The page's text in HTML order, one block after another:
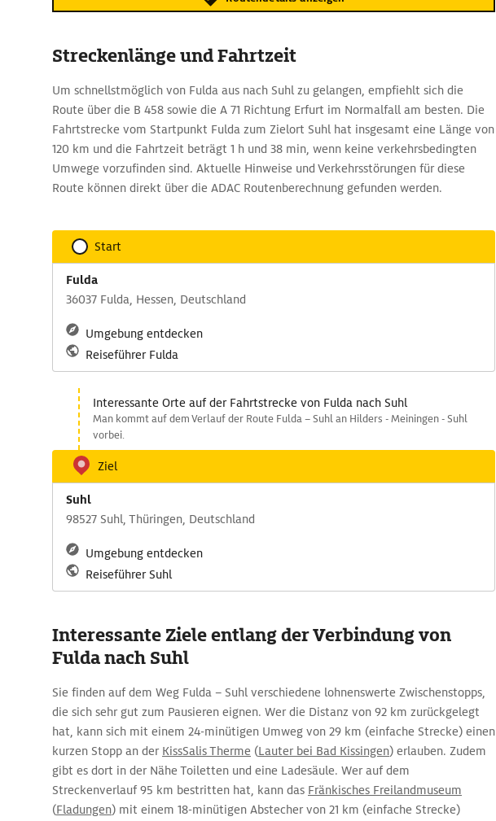
Streckenlänge und Fahrtzeit
Um schnellstmöglich von Fulda aus nach Suhl zu gelangen, empfiehlt sich die
Route über die B 458 sowie die A 71 Richtung Erfurt im Normalfall am besten. Die
Fahrtstrecke vom Startpunkt Fulda zum Zielort Suhl hat insgesamt eine Länge von
120 km und die Fahrtzeit beträgt 1 h und 38 min, wenn keine verkehrsbedingten
Umwege vorzufinden sind. Aktuelle Hinweise und Verkehrsstörungen für diese
Route können direkt über die ADAC Routenberechnung gefunden werden.
Start
Fulda
36037 Fulda, Hessen, Deutschland
Umgebung entdecken
Reiseführer Fulda
Interessante Orte auf der Fahrtstrecke von Fulda nach Suhl
Man kommt auf dem Verlauf der Route Fulda – Suhl an Hilders - Meiningen - Suhl
vorbei.
Ziel
Suhl
98527 Suhl, Thüringen, Deutschland
Umgebung entdecken
Reiseführer Suhl
Interessante Ziele entlang der Verbindung von
Fulda nach Suhl
Sie finden auf dem Weg Fulda – Suhl verschiedene lohnenswerte Zwischenstopps,
die sich sehr gut zum Pausieren eignen. Wer die Distanz von 92 km zurückgelegt
hat, kann sich mit einem 24-minütigen Umweg von 29 km (einfache Strecke) einen
kurzen Stopp an der KissSalis Therme (Lauter bei Bad Kissingen) erlauben. Zudem
gibt es dort in der Nähe Toiletten und eine Ladesäule. Wer auf dem
Streckenverlauf 95 km bestritten hat, kann das Fränkisches Freilandmuseum
(Fladungen) mit einem 18-minütigen Abstecher von 21 km (einfache Strecke)